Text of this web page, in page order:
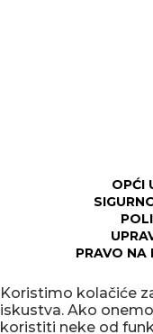
OPĆI
PRAVO NA
Koristimo kolačiće
iskustva. Ako
koristiti neke od